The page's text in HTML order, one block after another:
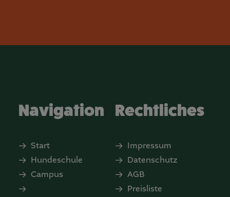
Navigation
Start
Hundeschule
Campus
Rechtliches
Impressum
Datenschutz
AGB
Preisliste